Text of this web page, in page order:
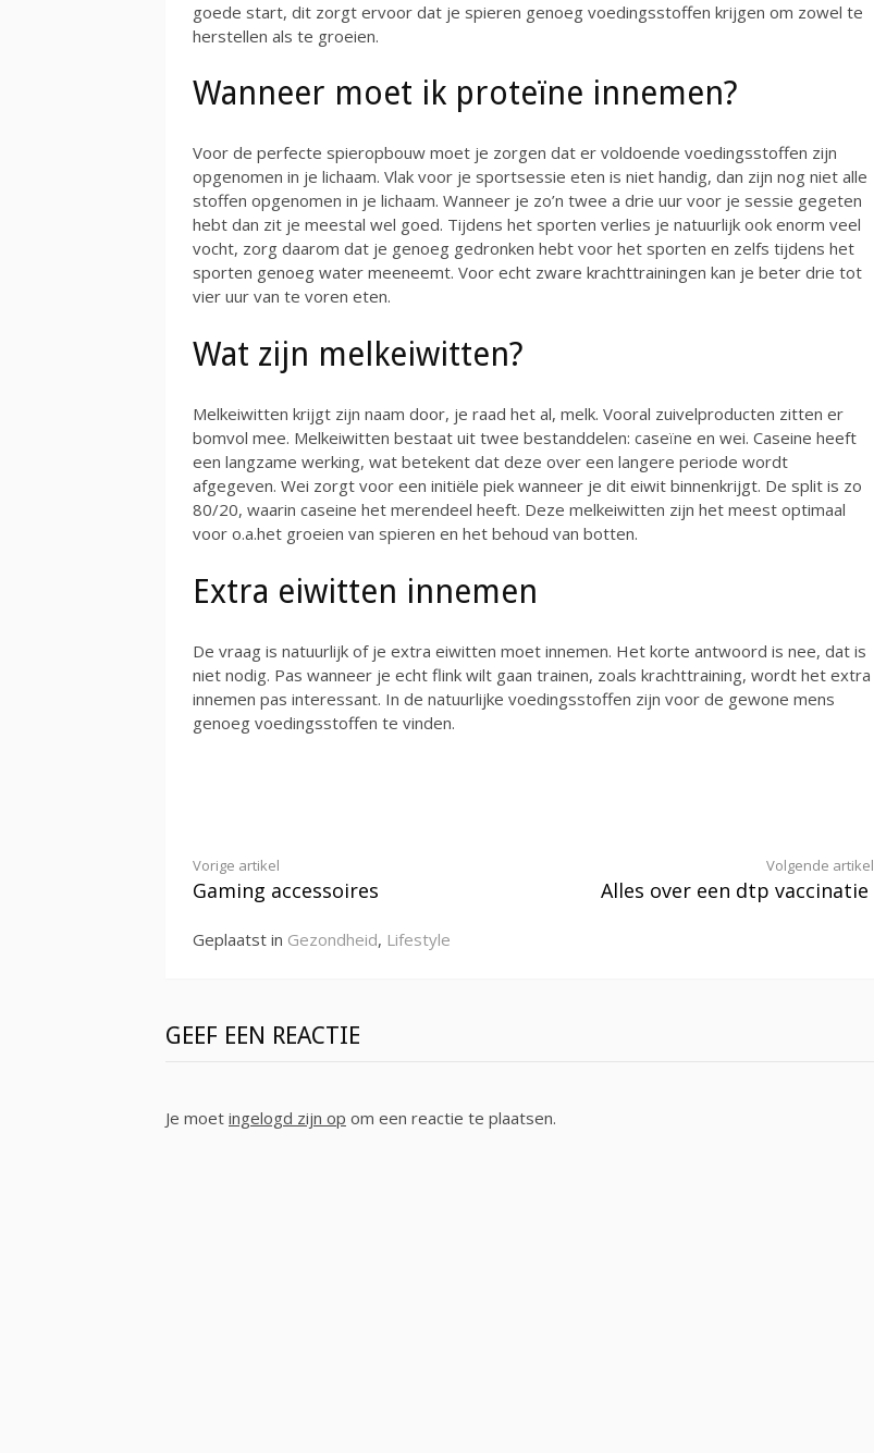
goede start, dit zorgt ervoor dat je spieren genoeg voedingsstoffen krijgen om zowel te
herstellen als te groeien.
Wanneer moet ik proteïne innemen?
Voor de perfecte spieropbouw moet je zorgen dat er voldoende voedingsstoffen zijn
opgenomen in je lichaam. Vlak voor je sportsessie eten is niet handig, dan zijn nog niet alle
stoffen opgenomen in je lichaam. Wanneer je zo’n twee a drie uur voor je sessie gegeten
hebt dan zit je meestal wel goed. Tijdens het sporten verlies je natuurlijk ook enorm veel
vocht, zorg daarom dat je genoeg gedronken hebt voor het sporten en zelfs tijdens het
sporten genoeg water meeneemt. Voor echt zware krachttrainingen kan je beter drie tot
vier uur van te voren eten.
Wat zijn melkeiwitten?
Melkeiwitten krijgt zijn naam door, je raad het al, melk. Vooral zuivelproducten zitten er
bomvol mee. Melkeiwitten bestaat uit twee bestanddelen: caseïne en wei. Caseine heeft
een langzame werking, wat betekent dat deze over een langere periode wordt
afgegeven. Wei zorgt voor een initiële piek wanneer je dit eiwit binnenkrijgt. De split is zo
80/20, waarin caseine het merendeel heeft. Deze melkeiwitten zijn het meest optimaal
voor o.a.het groeien van spieren en het behoud van botten.
Extra eiwitten innemen
De vraag is natuurlijk of je extra eiwitten moet innemen. Het korte antwoord is nee, dat is
niet nodig. Pas wanneer je echt flink wilt gaan trainen, zoals krachttraining, wordt het extra
innemen pas interessant. In de natuurlijke voedingsstoffen zijn voor de gewone mens
genoeg voedingsstoffen te vinden.
Verder
lezen
Vorige artikel
Gaming accessoires
Volgende artikel
Alles over een dtp vaccinatie
Geplaatst in Gezondheid, Lifestyle
GEEF EEN REACTIE
Je moet ingelogd zijn op om een reactie te plaatsen.